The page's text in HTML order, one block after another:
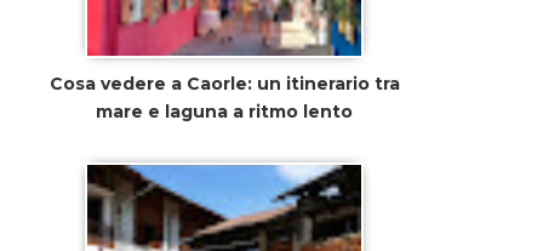
Cosa vedere a Caorle: un itinerario tra
mare e laguna a ritmo lento